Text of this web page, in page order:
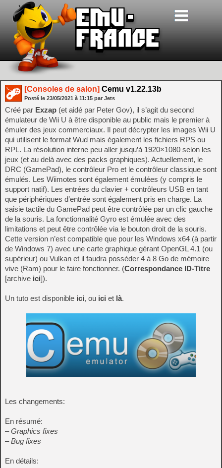
[Consoles de salon] Cemu v1.22.13b
Posté le 23/05/2021 à 11:15 par Jets
Créé par Exzap (et aidé par Peter Gov), il s’agit du second
émulateur de Wii U à être disponible au public mais le premier à
émuler des jeux commerciaux. Il peut décrypter les images Wii U
qui utilisent le format Wud mais également les fichiers RPS ou
RPL. La résolution interne peu aller jusqu’à 1920×1080 selon les
jeux (et au delà avec des packs graphiques). Actuellement, le
DRC (GamePad), le contrôleur Pro et le contrôleur classique sont
émulés. Les Wiimotes sont également émulées (y compris le
support natif). Les entrées du clavier + contrôleurs USB en tant
que périphériques d’entrée sont également pris en charge. La
saisie tactile du GamePad peut être contrôlée par un clic gauche
de la souris. La fonctionnalité Gyro est émulée avec des
limitations et peut être contrôlée via le bouton droit de la souris.
Cette version n’est compatible que pour les Windows x64 (à partir
de Windows 7) avec une carte graphique gérant OpenGL 4.1 (ou
supérieur) ou Vulkan et il faudra posséder 4 à 8 Go de mémoire
vive (Ram) pour le faire fonctionner. (Correspondance ID-Titre
[archive ici]).
Un tuto est disponible ici, ou ici et là.
Les changements:
En résumé:
– Graphics fixes
– Bug fixes
En détails: